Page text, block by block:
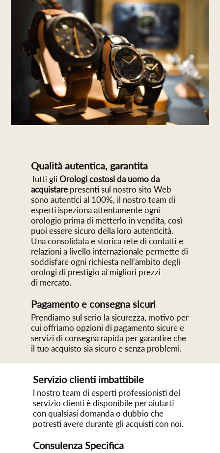
Qualità autentica, garantita
Tutti gli Orologi costosi da uomo da
acquistare presenti sul nostro sito Web
sono autentici al 100%, il nostro team di
esperti ispeziona attentamente ogni
orologio prima di metterlo in vendita, così
puoi essere sicuro della loro autenticità.
Una consolidata e storica rete di contatti e
relazioni a livello internazionale permette di
soddisfare ogni richiesta nell’ambito degli
orologi di prestigio ai migliori prezzi
di mercato.
Pagamento e consegna sicuri
Prendiamo sul serio la sicurezza, motivo per
cui offriamo opzioni di pagamento sicure e
servizi di consegna rapida per garantire che
il tuo acquisto sia sicuro e senza problemi.
Servizio clienti imbattibile
l nostro team di esperti professionisti del
servizio clienti è disponibile per aiutarti
con qualsiasi domanda o dubbio che
potresti avere durante gli acquisti con noi.
Consulenza Specifica